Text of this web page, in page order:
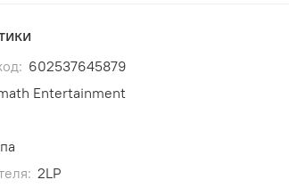
602537645879
Entertainment
2LP